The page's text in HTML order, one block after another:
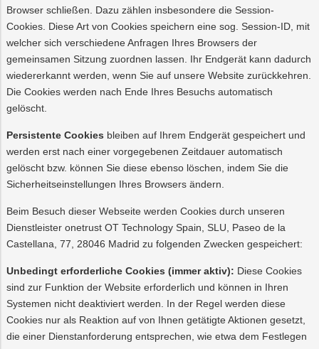
Browser schließen. Dazu zählen insbesondere die Session-
Cookies. Diese Art von Cookies speichern eine sog. Session-ID, mit
welcher sich verschiedene Anfragen Ihres Browsers der
gemeinsamen Sitzung zuordnen lassen. Ihr Endgerät kann dadurch
wiedererkannt werden, wenn Sie auf unsere Website zurückkehren.
Die Cookies werden nach Ende Ihres Besuchs automatisch
gelöscht.
Persistente Cookies bleiben auf Ihrem Endgerät gespeichert und
werden erst nach einer vorgegebenen Zeitdauer automatisch
gelöscht bzw. können Sie diese ebenso löschen, indem Sie die
Sicherheitseinstellungen Ihres Browsers ändern.
Beim Besuch dieser Webseite werden Cookies durch unseren
Dienstleister onetrust OT Technology Spain, SLU, Paseo de la
Castellana, 77, 28046 Madrid zu folgenden Zwecken gespeichert:
Unbedingt erforderliche Cookies (immer aktiv): Diese Cookies
sind zur Funktion der Website erforderlich und können in Ihren
Systemen nicht deaktiviert werden. In der Regel werden diese
Cookies nur als Reaktion auf von Ihnen getätigte Aktionen gesetzt,
die einer Dienstanforderung entsprechen, wie etwa dem Festlegen